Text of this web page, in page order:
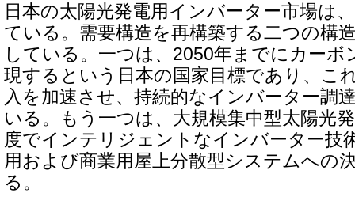
日本の太陽光発電用インバーター市場は
ている。需要構造を再構築する二つの構
している。一つは、2050年までにカーボ
現するという日本の国家目標であり、こ
入を加速させ、持続的なインバーター調
いる。もう一つは、大規模集中型太陽光
度でインテリジェントなインバーター技
用および商業用屋上分散型システムへの
る。